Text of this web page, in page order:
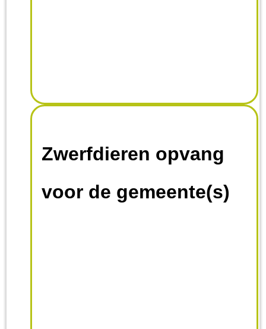
Zwerfdieren opvang
voor de gemeente(s)